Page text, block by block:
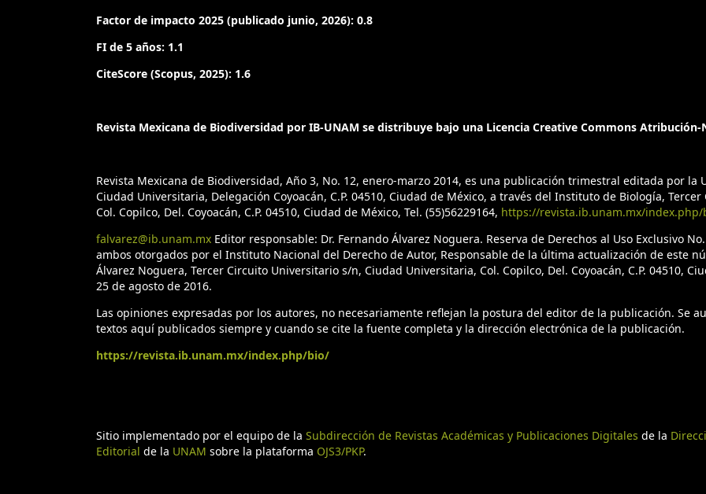
Factor de impacto 2025 (publicado junio, 2026): 0.8
FI de 5 años: 1.1
CiteScore (Scopus, 2025): 1.6
Revista Mexicana de Biodiversidad por IB-UNAM se distribuye bajo una Licencia Creative Commons
Revista Mexicana de Biodiversidad, Año 3, No. 12, enero-marzo 2014, es una publicación trimestral editada por la
Ciudad Universitaria, Delegación Coyoacán, C.P. 04510, Ciudad de México, a través del Instituto de Biología,
Col. Copilco, Del. Coyoacán, C.P. 04510, Ciudad de México, Tel. (55)56229164, https://revista.ib.unam.mx/
falvarez@ib.unam.mx Editor responsable: Dr. Fernando Álvarez Noguera. Reserva de Derechos al Uso Exclusivo
ambos otorgados por el Instituto Nacional del Derecho de Autor, Responsable de la última actualización de este
Álvarez Noguera, Tercer Circuito Universitario s/n, Ciudad Universitaria, Col. Copilco, Del. Coyoacán, C.P. 04510,
25 de agosto de 2016.
Las opiniones expresadas por los autores, no necesariamente reflejan la postura del editor de la publicación. Se
textos aquí publicados siempre y cuando se cite la fuente completa y la dirección electrónica de la publicación.
https://revista.ib.unam.mx/index.php/bio/
Sitio implementado por el equipo de la Subdirección de Revistas Académicas y Publicaciones Digitales de la
Editorial de la UNAM sobre la plataforma OJS3/PKP.